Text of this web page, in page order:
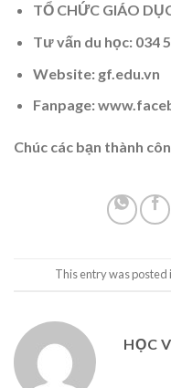
TỔ CHỨC GIÁO
Tư vấn du học: 034
Website: gf.edu.vn
Fanpage:
Chúc các bạn thành
This entry was posted
HỌC